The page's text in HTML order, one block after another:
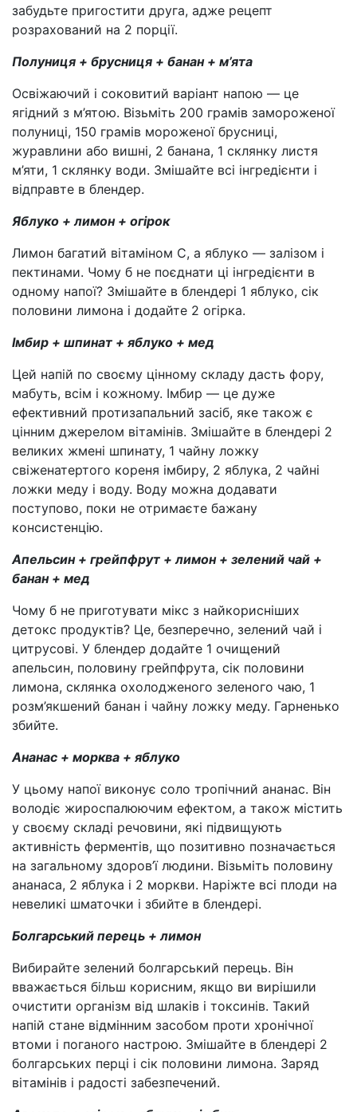
забудьте пригостити друга, адже рецепт
розрахований на 2 порції.
Полуниця + брусниця + банан + м’ята
Освіжаючий і соковитий варіант напою — це
ягідний з м’ятою. Візьміть 200 грамів замороженої
полуниці, 150 грамів мороженої брусниці,
журавлини або вишні, 2 банана, 1 склянку листя
м’яти, 1 склянку води. Змішайте всі інгредієнти і
відправте в блендер.
Яблуко + лимон + огірок
Лимон багатий вітаміном С, а яблуко — залізом і
пектинами. Чому б не поєднати ці інгредієнти в
одному напої? Змішайте в блендері 1 яблуко, сік
половини лимона і додайте 2 огірка.
Імбир + шпинат + яблуко + мед
Цей напій по своєму цінному складу дасть фору,
мабуть, всім і кожному. Імбир — це дуже
ефективний протизапальний засіб, яке також є
цінним джерелом вітамінів. Змішайте в блендері 2
великих жмені шпинату, 1 чайну ложку
свіженатертого кореня імбиру, 2 яблука, 2 чайні
ложки меду і воду. Воду можна додавати
поступово, поки не отримаєте бажану
консистенцію.
Апельсин + грейпфрут + лимон + зелений чай +
банан + мед
Чому б не приготувати мікс з найкорисніших
детокс продуктів? Це, безперечно, зелений чай і
цитрусові. У блендер додайте 1 очищений
апельсин, половину грейпфрута, сік половини
лимона, склянка охолодженого зеленого чаю, 1
розм’якшений банан і чайну ложку меду. Гарненько
збийте.
Ананас + морква + яблуко
У цьому напої виконує соло тропічний ананас. Він
володіє жироспалюючим ефектом, а також містить
у своєму складі речовини, які підвищують
активність ферментів, що позитивно позначається
на загальному здоров’ї людини. Візьміть половину
ананаса, 2 яблука і 2 моркви. Наріжте всі плоди на
невеликі шматочки і збийте в блендері.
Болгарський перець + лимон
Вибирайте зелений болгарський перець. Він
вважається більш корисним, якщо ви вирішили
очистити організм від шлаків і токсинів. Такий
напій стане відмінним засобом проти хронічної
втоми і поганого настрою. Змішайте в блендері 2
болгарських перці і сік половини лимона. Заряд
вітамінів і радості забезпечений.